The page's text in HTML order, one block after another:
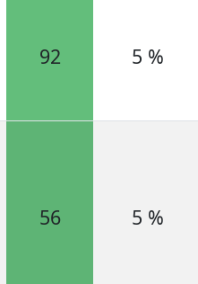
92 5 %
56 5 %